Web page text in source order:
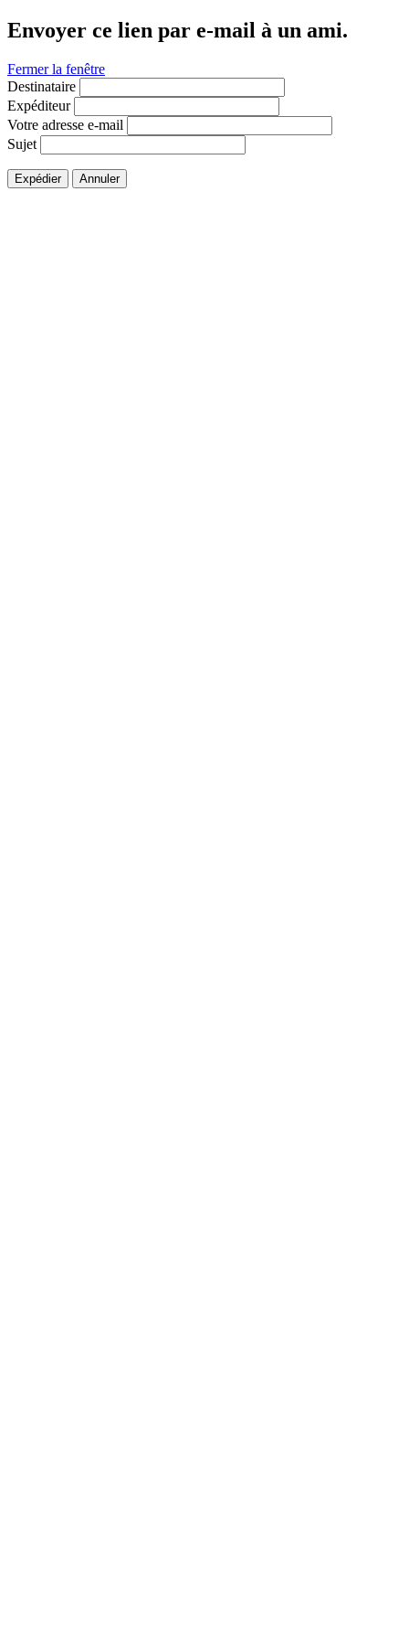
Envoyer ce lien par e-mail à un ami.
Fermer la fenêtre
Destinataire
Expéditeur
Votre adresse e-mail
Sujet
Expédier Annuler